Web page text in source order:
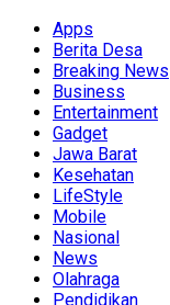
Apps
Berita Desa
Breaking News
Business
Entertainment
Gadget
Jawa Barat
Kesehatan
LifeStyle
Mobile
Nasional
News
Olahraga
Pendidikan